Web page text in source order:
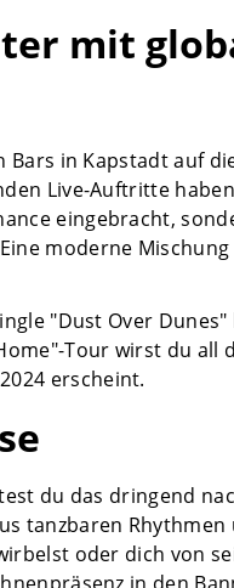
mit
Bars in Kapstadt auf
Live-Auftritte
eingebracht,
moderne
"Dust Over Dunes"
Tour wirst du all
erscheint.
du das dringend
tanzbaren
oder dich von